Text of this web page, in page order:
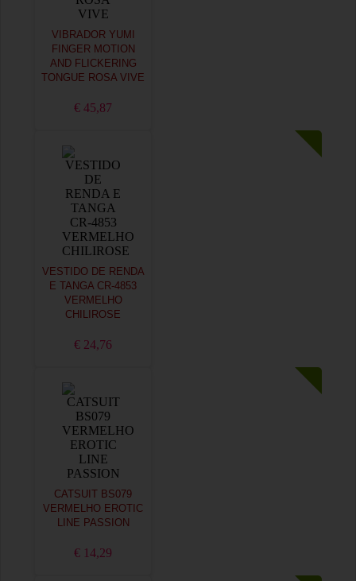
VIBRADOR YUMI
FINGER MOTION
AND FLICKERING
TONGUE ROSA VIVE
€ 45,87
VESTIDO DE RENDA
E TANGA CR-4853
VERMELHO
CHILIROSE
€ 24,76
CATSUIT BS079
VERMELHO EROTIC
LINE PASSION
€ 14,29